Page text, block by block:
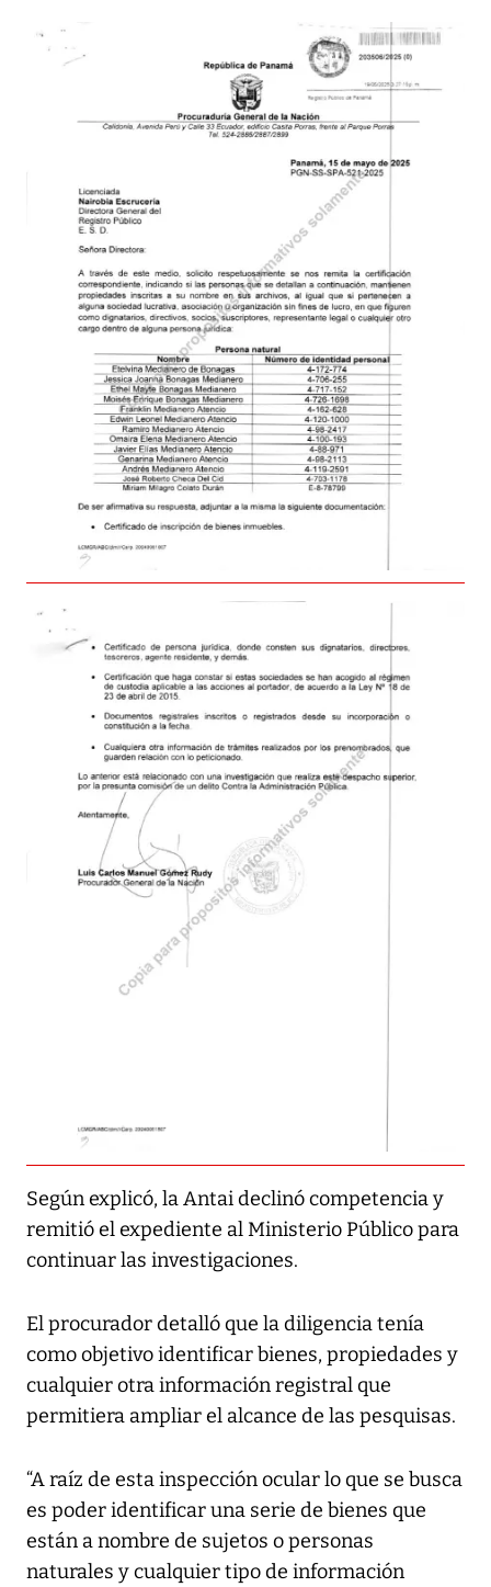
Según explicó, la Antai declinó competencia y
remitió el expediente al Ministerio Público para
continuar las investigaciones.
El procurador detalló que la diligencia tenía
como objetivo identificar bienes, propiedades y
cualquier otra información registral que
permitiera ampliar el alcance de las pesquisas.
“A raíz de esta inspección ocular lo que se busca
es poder identificar una serie de bienes que
están a nombre de sujetos o personas
naturales y cualquier tipo de información